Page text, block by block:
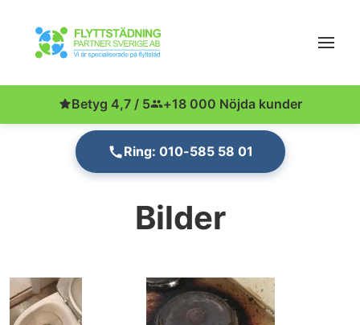
Betyg 4,7 / 5 +18 000 Nöjda kunder
Ring: 010-585 58 01
Bilder